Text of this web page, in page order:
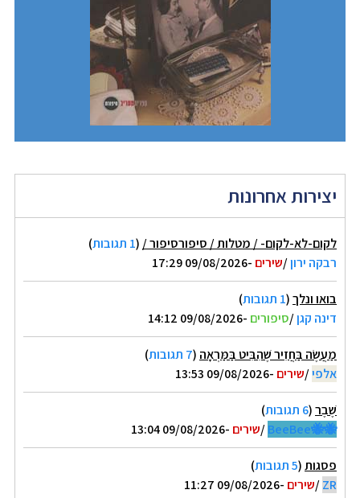
יצירות אחרונות
לקום-לא-לקום- / מטלות / סיפורסיפור / (1 תגובות
)
רבקה ירון/שירים -09/08/2026 17:29
בואו ונלך(1 תגובות
)
דינה קגן/סיפורים -09/08/2026 14:12
מַעֲשֶׂה בַּחֲזִיר שֶׁהִבִּיט בַּמַּרְאָה (7 תגובות
)
אלפי/שירים -09/08/2026 13:53
שֶׁבֶר(6 תגובות
)
🐝🐝BeeBee
/שירים -09/08/2026 13:04
פסגות(5 תגובות
)
ZR
/שירים -09/08/2026 11:27